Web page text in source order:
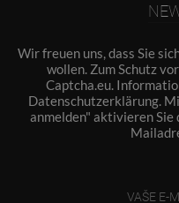
Wir freuen uns, dass Sie
wollen. Zum Schutz
Captcha.eu.
Datenschutzerklärung.
anmelden" aktivieren Sie